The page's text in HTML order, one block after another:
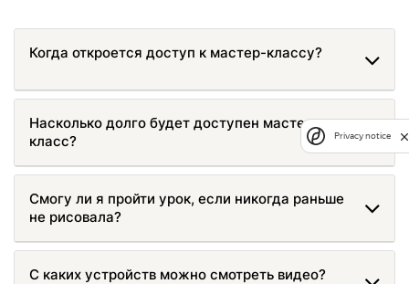
Когда откроется доступ к мастер-классу?
Насколько долго будет доступен мастер-
класс?
Смогу ли я пройти урок, если никогда раньше
не рисовала?
С каких устройств можно смотреть видео?
Privacy notice